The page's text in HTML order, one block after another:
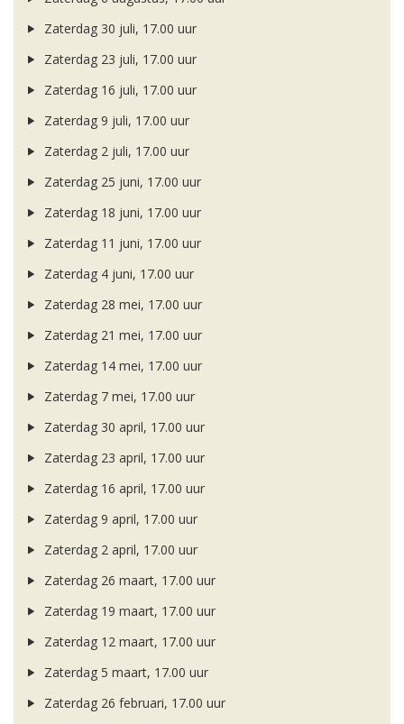
Zaterdag 30 juli, 17.00 uur
Zaterdag 23 juli, 17.00 uur
Zaterdag 16 juli, 17.00 uur
Zaterdag 9 juli, 17.00 uur
Zaterdag 2 juli, 17.00 uur
Zaterdag 25 juni, 17.00 uur
Zaterdag 18 juni, 17.00 uur
Zaterdag 11 juni, 17.00 uur
Zaterdag 4 juni, 17.00 uur
Zaterdag 28 mei, 17.00 uur
Zaterdag 21 mei, 17.00 uur
Zaterdag 14 mei, 17.00 uur
Zaterdag 7 mei, 17.00 uur
Zaterdag 30 april, 17.00 uur
Zaterdag 23 april, 17.00 uur
Zaterdag 16 april, 17.00 uur
Zaterdag 9 april, 17.00 uur
Zaterdag 2 april, 17.00 uur
Zaterdag 26 maart, 17.00 uur
Zaterdag 19 maart, 17.00 uur
Zaterdag 12 maart, 17.00 uur
Zaterdag 5 maart, 17.00 uur
Zaterdag 26 februari, 17.00 uur